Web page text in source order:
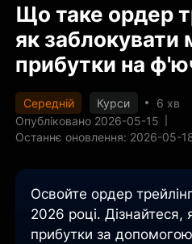
Що таке ордер
як заблокувати
прибутки на
Середній Курси
6 хв
Опубліковано 2026-05-15
Останнє оновлення: 2026-05-
Освойте ордер
2026 році. Дізнайтеся,
прибутки за